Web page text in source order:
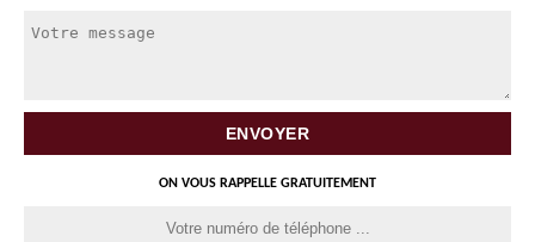
ON VOUS RAPPELLE GRATUITEMENT